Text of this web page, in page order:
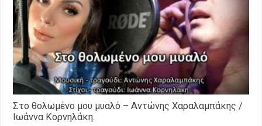
Στο θολωμένο μου μυαλό – Αντώνης Χαραλαμπάκης /
Ιωάννα Κορνηλάκη.